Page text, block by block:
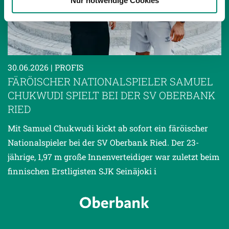
gesammelt haben.
Weitere Details, insbesondere zu Speicherdauer und
Datenschutzerklärung
30.06.2026 | PROFIS
FÄRÖISCHER NATIONALSPIELER SAMUEL
CHUKWUDI SPIELT BEI DER SV OBERBANK
RIED
Mit Samuel Chukwudi kickt ab sofort ein färöischer
Nationalspieler bei der SV Oberbank Ried. Der 23-
jährige, 1,97 m große Innenverteidiger war zuletzt beim
finnischen Erstligisten SJK Seinäjoki i